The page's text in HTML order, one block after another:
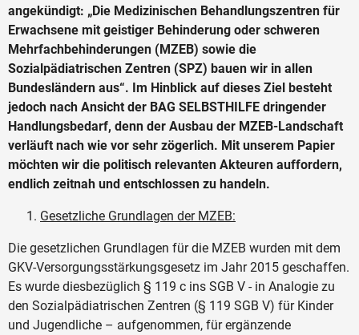
angekündigt: „Die Medizinischen Behandlungszentren für
Erwachsene mit geistiger Behinderung oder schweren
Mehrfachbehinderungen (MZEB) sowie die
Sozialpädiatrischen Zentren (SPZ) bauen wir in allen
Bundesländern aus“. Im Hinblick auf dieses Ziel besteht
jedoch nach Ansicht der BAG SELBSTHILFE dringender
Handlungsbedarf, denn der Ausbau der MZEB-Landschaft
verläuft nach wie vor sehr zögerlich. Mit unserem Papier
möchten wir die politisch relevanten Akteuren auffordern,
endlich zeitnah und entschlossen zu handeln.
Gesetzliche Grundlagen der MZEB:
Die gesetzlichen Grundlagen für die MZEB wurden mit dem
GKV-Versorgungsstärkungsgesetz im Jahr 2015 geschaffen.
Es wurde diesbezüglich § 119 c ins SGB V - in Analogie zu
den Sozialpädiatrischen Zentren (§ 119 SGB V) für Kinder
und Jugendliche – aufgenommen, für ergänzende